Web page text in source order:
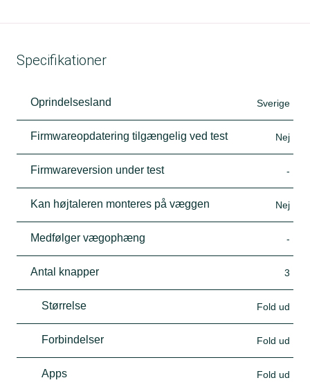
Specifikationer
Oprindelsesland Sverige
Firmwareopdatering tilgængelig ved test Nej
Firmwareversion under test -
Kan højtaleren monteres på væggen Nej
Medfølger vægophæng -
Antal knapper 3
Størrelse Fold ud
Forbindelser Fold ud
Apps Fold ud